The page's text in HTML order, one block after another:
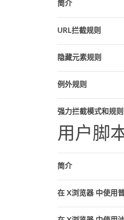
简介
URL拦截规则
隐藏元素规则
例外规则
强力拦截模式和规则
用户脚
简介
在 X浏览器 中使用